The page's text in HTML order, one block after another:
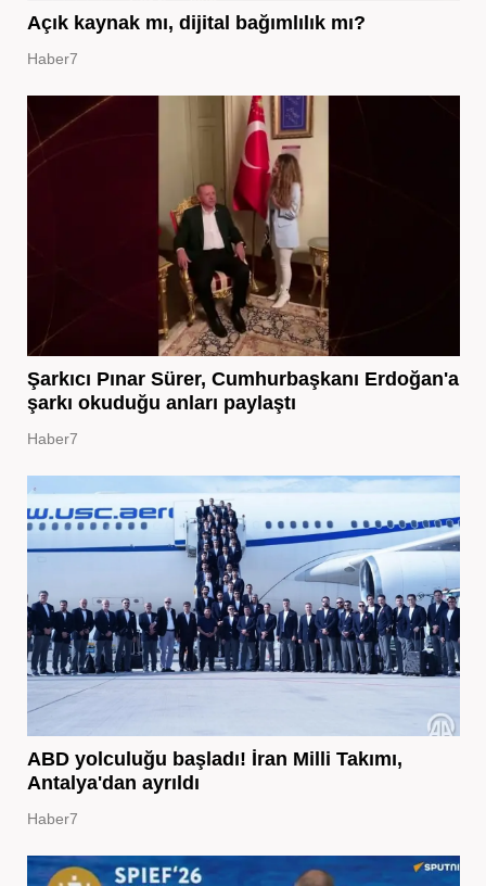
Açık kaynak mı, dijital bağımlılık mı?
Haber7
Şarkıcı Pınar Sürer, Cumhurbaşkanı Erdoğan'a
şarkı okuduğu anları paylaştı
Haber7
ABD yolculuğu başladı! İran Milli Takımı,
Antalya'dan ayrıldı
Haber7